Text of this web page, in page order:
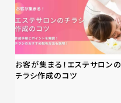
お客が集まる！エステサロンの
チラシ作成のコツ